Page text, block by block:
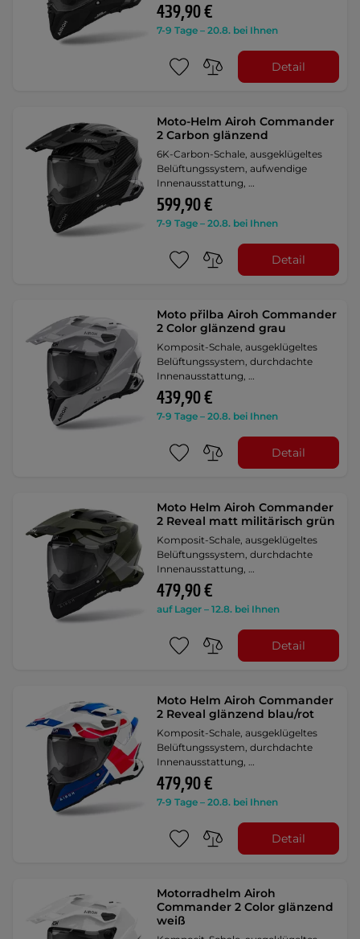
439,90 €
7-9 Tage – 20.8. bei Ihnen
Detail
Moto-Helm Airoh Commander
2 Carbon glänzend
6K-Carbon-Schale, ausgeklügeltes
Belüftungssystem, aufwendige
Innenausstattung, …
599,90 €
7-9 Tage – 20.8. bei Ihnen
Detail
Moto přilba Airoh Commander
2 Color glänzend grau
Komposit-Schale, ausgeklügeltes
Belüftungssystem, durchdachte
Innenausstattung, …
439,90 €
7-9 Tage – 20.8. bei Ihnen
Detail
Moto Helm Airoh Commander
2 Reveal matt militärisch grün
Komposit-Schale, ausgeklügeltes
Belüftungssystem, durchdachte
Innenausstattung, …
479,90 €
auf Lager – 12.8. bei Ihnen
Detail
Moto Helm Airoh Commander
2 Reveal glänzend blau/rot
Komposit-Schale, ausgeklügeltes
Belüftungssystem, durchdachte
Innenausstattung, …
479,90 €
7-9 Tage – 20.8. bei Ihnen
Detail
Motorradhelm Airoh
Commander 2 Color glänzend
weiß